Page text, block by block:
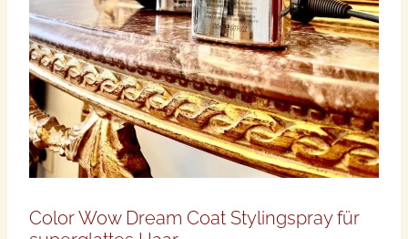
Color Wow Dream Coat Stylingspray für